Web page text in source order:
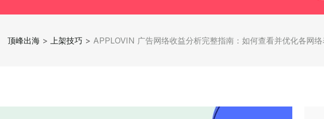
顶峰出海 > 上架技巧 > APPLOVIN 广告网络收益分析完整指南：如何查看并优化各网络